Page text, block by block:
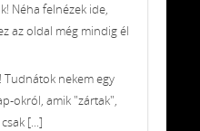
Néha felnézek ide,
az oldal még mindig él
Tudnátok nekem egy
okról, amik "zártak",
[...]